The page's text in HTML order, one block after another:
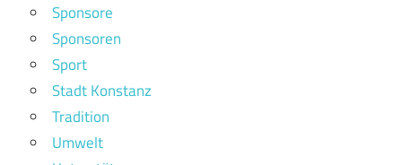
Sponsore
Sponsoren
Sport
Stadt Konstanz
Tradition
Umwelt